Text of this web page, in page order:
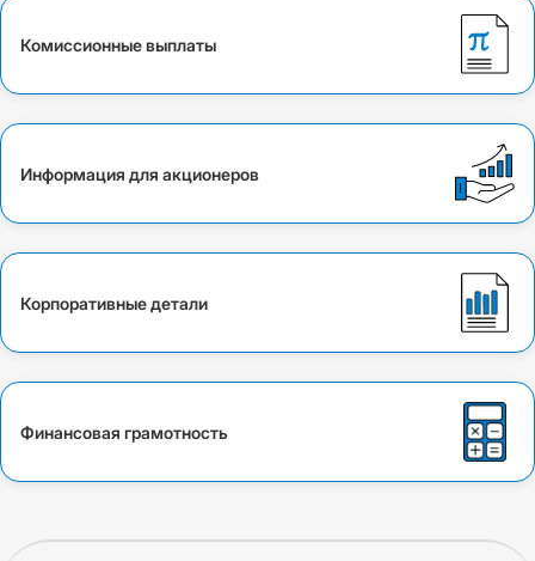
Комиссионные выплаты
Информация для акционеров
Корпоративные детали
Финансовая грамотность